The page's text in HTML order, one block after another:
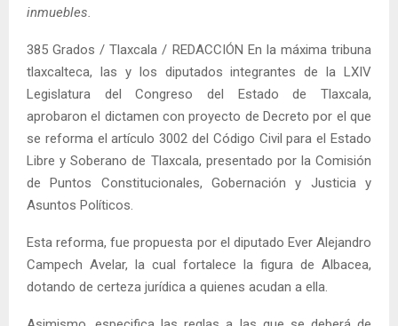
inmuebles.
385 Grados / Tlaxcala / REDACCIÓN En la máxima tribuna
tlaxcalteca, las y los diputados integrantes de la LXIV
Legislatura del Congreso del Estado de Tlaxcala,
aprobaron el dictamen con proyecto de Decreto por el que
se reforma el artículo 3002 del Código Civil para el Estado
Libre y Soberano de Tlaxcala, presentado por la Comisión
de Puntos Constitucionales, Gobernación y Justicia y
Asuntos Políticos.
Esta reforma, fue propuesta por el diputado Ever Alejandro
Campech Avelar, la cual fortalece la figura de Albacea,
dotando de certeza jurídica a quienes acudan a ella.